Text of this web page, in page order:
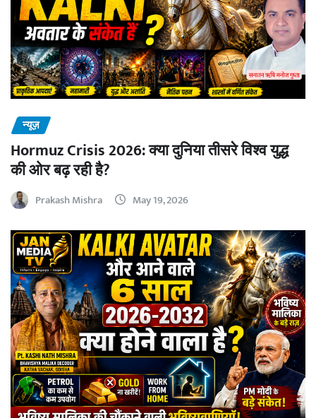
न्यूज़
Hormuz Crisis 2026: क्या दुनिया तीसरे विश्व युद्ध
की ओर बढ़ रही है?
Prakash Mishra May 19, 2026